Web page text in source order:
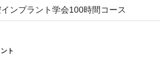
ンプラント学会100時間コース
ト